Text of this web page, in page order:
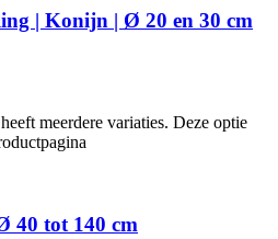
| Konijn | Ø 20 en 30 cm
meerdere variaties. Deze optie
40 tot 140 cm